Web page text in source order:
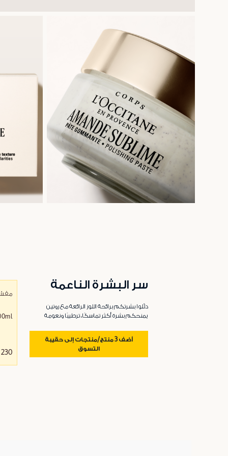
سر البشرة الناعمة
دلّلوا بشرتكم برائحة اللوز الرائعة مع روتين
يمنحكم بشرة أكثر تماسكًا، ترطيبًا ونعومة
أضف 3 منتج/منتجات إلى حقيبة
التسوق
230 د.إ